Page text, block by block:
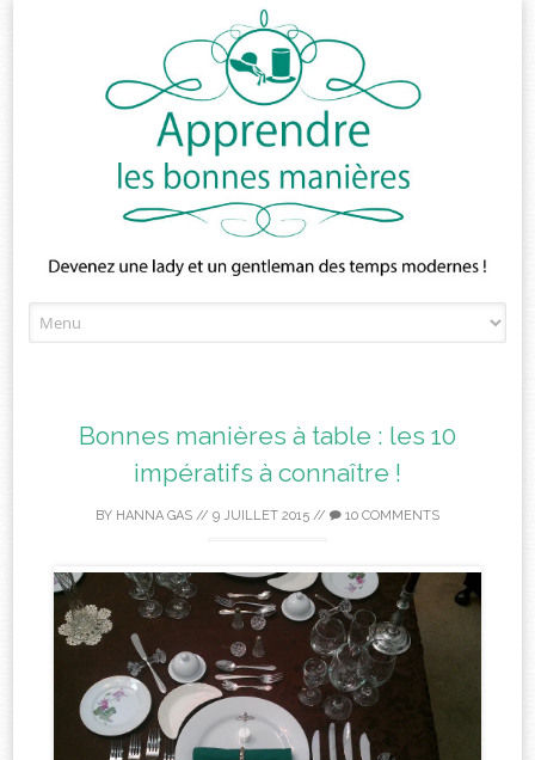
to
Bonnes manières à table : les 10
impératifs à connaître !
BY HANNA GAS // 9 JUILLET 2015 // 10 COMMENTS